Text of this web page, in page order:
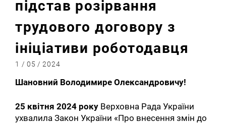
підстав розірвання
трудового договору з
ініціативи роботодавця
1 / 05 / 2024
Шановний Володимире Олександровичу!
25 квітня 2024 року Верховна Рада України
ухвалила Закон України «Про внесення змін до